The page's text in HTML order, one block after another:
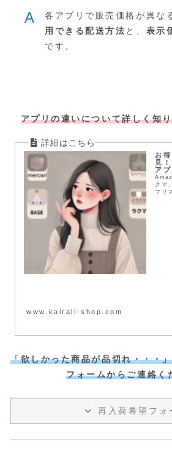
A 各アプリで販売価格が異な
用できる配送方法 と、 表示
です。
アプリの違いについて詳しく知
お
見
ア
クマ
フリ
www.kairali-shop.com
「欲しかった商品が品切れ・・・
フォームからご連絡く
再入荷希望フォ